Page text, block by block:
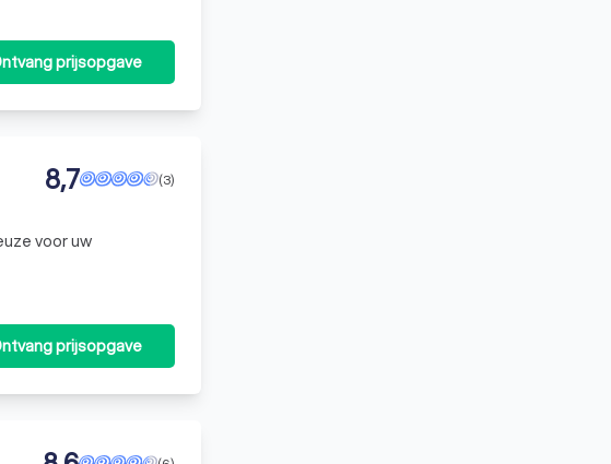
prijsopgave
(3)
8,7
voor uw
prijsopgave